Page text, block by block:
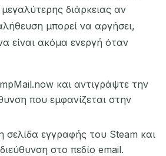
διάρκειας αν
μπορεί να αργήσει,
είναι ακόμα ενεργή όταν
και αντιγράψτε την
που εμφανίζεται στην
σελίδα εγγραφής του Steam και
στο πεδίο email.